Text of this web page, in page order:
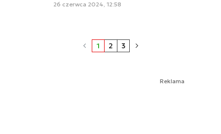
26 czerwca 2024, 12:58
1 2 3
Reklama